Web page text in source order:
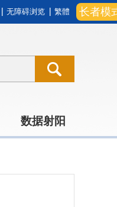
长者模
无障碍浏览 繁體
数据射阳